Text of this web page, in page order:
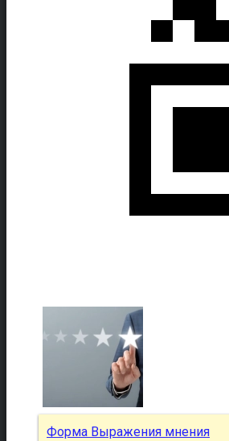
Форма Выражения мнения